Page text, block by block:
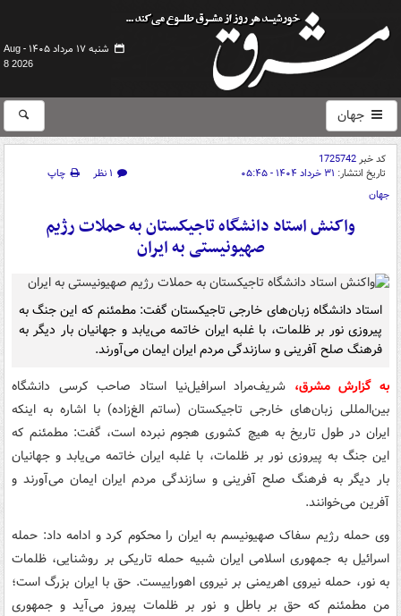
شنبه ۱۷ مرداد ۱۴۰۵ -
Aug
8 2026
جهان
کد خبر1725742
تاریخ انتشار: ۳۱ خرداد ۱۴۰۴ - ۰۵:۴۵ ۱ نظر
چاپ
جهان
واکنش استاد دانشگاه تاجیکستان به حملات رژیم
صهیونیستی به ایران
استاد دانشگاه زبان‌های خارجی تاجیکستان گفت: مطمئنم که این جنگ به
پیروزی نور بر ظلمات، با غلبه ایران خاتمه می‌یابد و جهانیان بار دیگر به
فرهنگ صلح آفرینی و سازندگی مردم ایران ایمان می‌آورند.
به گزارش مشرق، شریف‌مراد اسرافیل‌نیا استاد صاحب کرسی دانشگاه
بین‌المللی زبان‌های خارجی تاجیکستان (ساتم الغ‌زاده) با اشاره به اینکه
ایران در طول تاریخ به هیچ کشوری هجوم نبرده است، گفت: مطمئنم که
این جنگ به پیروزی نور بر ظلمات، با غلبه ایران خاتمه می‌یابد و جهانیان
بار دیگر به فرهنگ صلح آفرینی و سازندگی مردم ایران ایمان می‌آورند و
آفرین می‌خوانند.
وی حمله رژیم سفاک صهیونیسم به ایران را محکوم کرد و ادامه داد: حمله
اسرائیل به جمهوری اسلامی ایران شبیه حمله تاریکی بر روشنایی، ظلمات
به نور، حمله نیروی اهریمنی بر نیروی اهوراییست. حق با ایران بزرگ است؛
من مطمئنم که حق بر باطل و نور بر ظلمات پیروز می‌آید و جمهوری